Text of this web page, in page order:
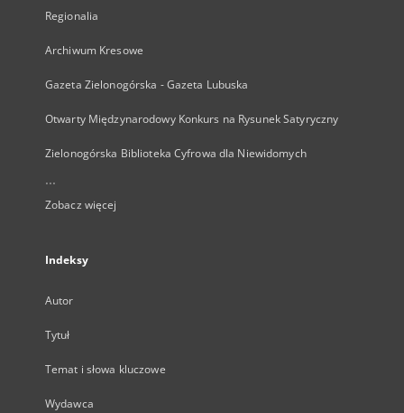
Regionalia
Archiwum Kresowe
Gazeta Zielonogórska - Gazeta Lubuska
Otwarty Międzynarodowy Konkurs na Rysunek Satyryczny
Zielonogórska Biblioteka Cyfrowa dla Niewidomych
...
Zobacz więcej
Indeksy
Autor
Tytuł
Temat i słowa kluczowe
Wydawca